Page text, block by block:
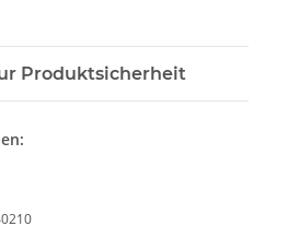
Produktsicherheit